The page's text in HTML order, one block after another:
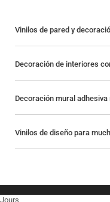
Vinilos de pared y
Decoración de interiores
Decoración mural
Vinilos de diseño para
Jours